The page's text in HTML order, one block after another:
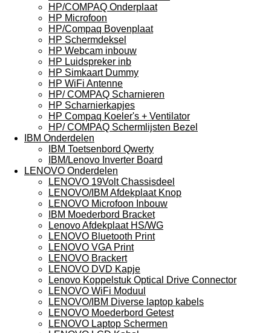
HP/COMPAQ Onderplaat
HP Microfoon
HP/Compaq Bovenplaat
HP Schermdeksel
HP Webcam inbouw
HP Luidspreker inb
HP Simkaart Dummy
HP WiFi Antenne
HP/ COMPAQ Scharnieren
HP Scharnierkapjes
HP Compaq Koeler's + Ventilator
HP/ COMPAQ Schermlijsten Bezel
IBM Onderdelen
IBM Toetsenbord Qwerty
IBM/Lenovo Inverter Board
LENOVO Onderdelen
LENOVO 19Volt Chassisdeel
LENOVO/IBM Afdekplaat Knop
LENOVO Microfoon Inbouw
IBM Moederbord Bracket
Lenovo Afdekplaat HS/WG
LENOVO Bluetooth Print
LENOVO VGA Print
LENOVO Brackert
LENOVO DVD Kapje
Lenovo Koppelstuk Optical Drive Connector
LENOVO WiFi Moduul
LENOVO/IBM Diverse laptop kabels
LENOVO Moederbord Getest
LENOVO Laptop Schermen